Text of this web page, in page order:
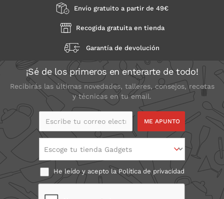
Envío gratuito a partir de 49€
Recogida gratuita en tienda
Garantía de devolución
¡Sé de los primeros en enterarte de todo!
Recibirás las últimas novedades, talleres, consejos, recetas
y técnicas en tu email.
Escribe tu correo
Escoge tu tienda Gadgets
He leído y acepto laPolítica de privacidad